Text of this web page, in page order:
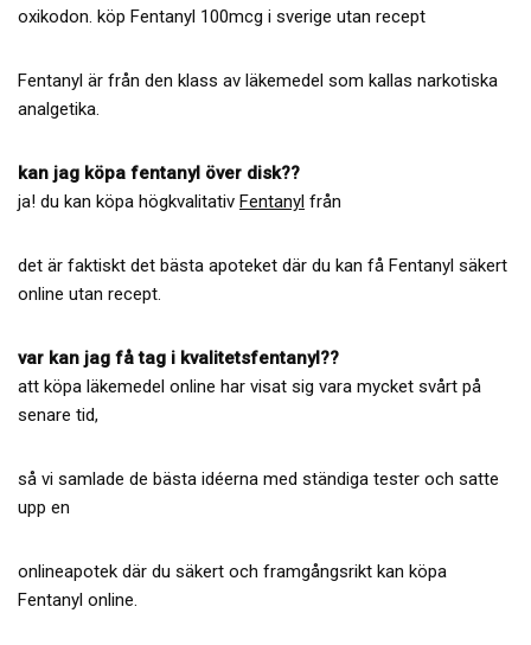
oxikodon. köp Fentanyl 100mcg i sverige utan recept
Fentanyl är från den klass av läkemedel som kallas narkotiska
analgetika.
kan jag köpa fentanyl över disk??
ja! du kan köpa högkvalitativ Fentanyl från
det är faktiskt det bästa apoteket där du kan få Fentanyl säkert
online utan recept.
var kan jag få tag i kvalitetsfentanyl??
att köpa läkemedel online har visat sig vara mycket svårt på
senare tid,
så vi samlade de bästa idéerna med ständiga tester och satte
upp en
onlineapotek där du säkert och framgångsrikt kan köpa
Fentanyl online.